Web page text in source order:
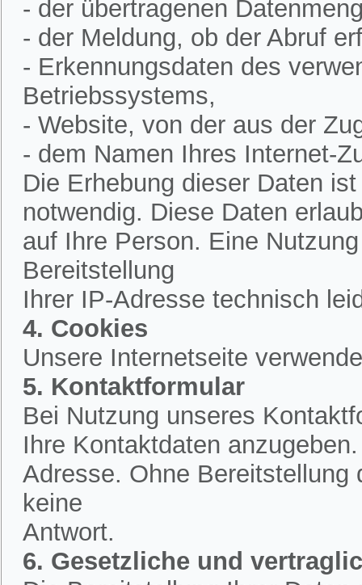
- der übertragenen
- der Meldung, ob der Abruf
- Erkennungsdaten des
Betriebssystems,
- Website, von der aus der
- dem Namen Ihres Internet-
Die Erhebung dieser Daten
notwendig. Diese Daten
auf Ihre Person. Eine
Bereitstellung
Ihrer IP-Adresse technisch
4. Cookies
Unsere Internetseite
5. Kontaktformular
Bei Nutzung unseres
Ihre Kontaktdaten
Adresse. Ohne Bereitstellung
keine
Antwort.
6. Gesetzliche und